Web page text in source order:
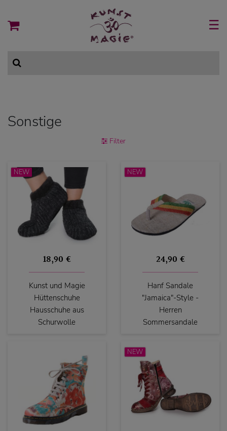
☰
Sonstige
Filter
NEW
18,90 €
Kunst und Magie
Hüttenschuhe
Hausschuhe aus
Schurwolle
NEW
24,90 €
Hanf Sandale
"Jamaica"-Style -
Herren
Sommersandale
NEW